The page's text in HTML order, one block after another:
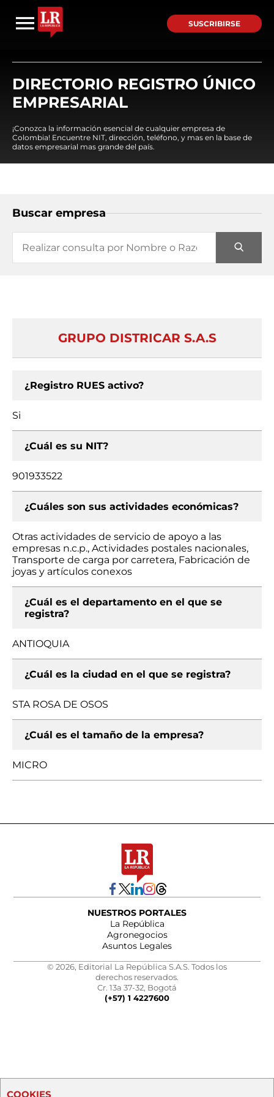
SUSCRIBIRSE
DIRECTORIO REGISTRO ÚNICO
EMPRESARIAL
¡Conozca la información esencial de cualquier empresa de
Colombia! Encuentre NIT, dirección, teléfono, y mas en la base de
datos empresarial mas grande del país.
Buscar empresa
GRUPO DISTRICAR S.A.S
¿Registro RUES activo?
Si
¿Cuál es su NIT?
901933522
¿Cuáles son sus actividades económicas?
Otras actividades de servicio de apoyo a las
empresas n.c.p., Actividades postales nacionales,
Transporte de carga por carretera, Fabricación de
joyas y artículos conexos
¿Cuál es el departamento en el que se
registra?
ANTIOQUIA
¿Cuál es la ciudad en el que se registra?
STA ROSA DE OSOS
¿Cuál es el tamaño de la empresa?
MICRO
NUESTROS PORTALES
La República
Agronegocios
Asuntos Legales
© 2026, Editorial La República S.A.S. Todos los
derechos reservados.
Cr. 13a 37-32, Bogotá
(+57) 1 4227600
COOKIES